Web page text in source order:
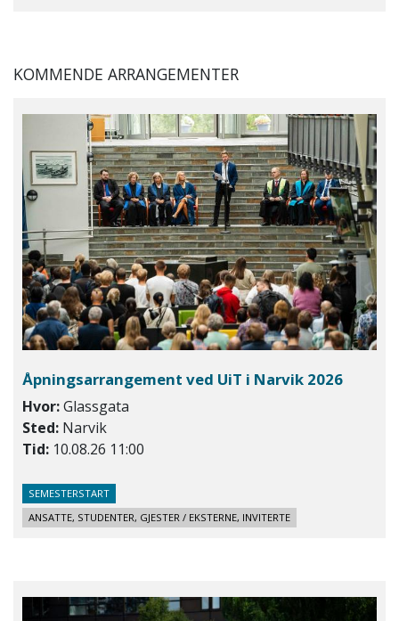
KOMMENDE ARRANGEMENTER
Åpningsarrangement ved UiT i Narvik 2026
Hvor:Glassgata
Sted: Narvik
Tid: 10.08.26 11:00
SEMESTERSTART
ANSATTE, STUDENTER, GJESTER / EKSTERNE, INVITERTE